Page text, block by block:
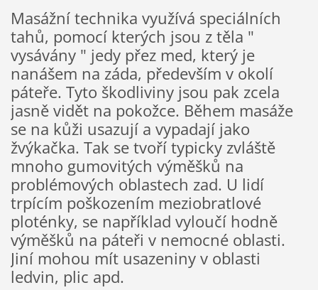
Masážní technika využívá speciálních
tahů, pomocí kterých jsou z těla "
vysávány " jedy přez med, který je
nanášem na záda, především v okolí
páteře. Tyto škodliviny jsou pak zcela
jasně vidět na pokožce. Během masáže
se na kůži usazují a vypadají jako
žvýkačka. Tak se tvoří typicky zvláště
mnoho gumovitých výměšků na
problémových oblastech zad. U lidí
trpícím poškozením meziobratlové
ploténky, se například vyloučí hodně
výměšků na páteři v nemocné oblasti.
Jiní mohou mít usazeniny v oblasti
ledvin, plic apd.